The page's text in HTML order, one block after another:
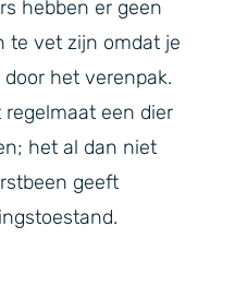
hebben er geen
te vet zijn omdat je
het verenpak.
een dier
het al dan niet
geeft